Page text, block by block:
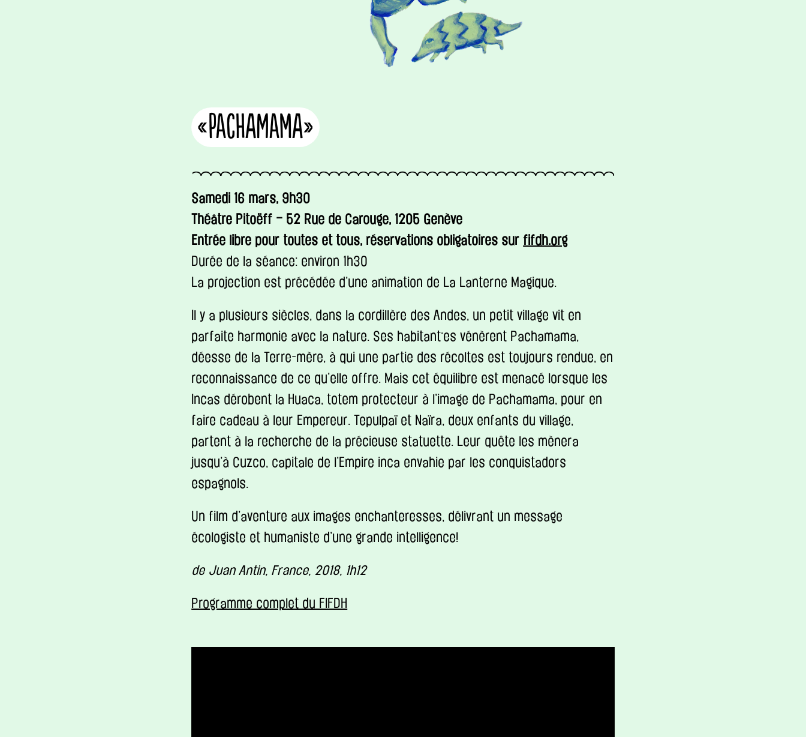
«Pachamama»
Samedi 16 mars, 9h30
Théâtre Pitoëff – 52 Rue de Carouge, 1205 Genève
Entrée libre pour toutes et tous, réservations obligatoires sur fifdh.org
Durée de la séance: environ 1h30
La projection est précédée d’une animation de La Lanterne Magique.
Il y a plusieurs siècles, dans la cordillère des Andes, un petit village vit en
parfaite harmonie avec la nature. Ses habitant·es vénèrent Pachamama
déesse de la Terre-mère, à qui une partie des récoltes est toujours rendue, en
reconnaissance de ce qu’elle offre. Mais cet équilibre est menacé lorsque les
Incas dérobent la Huaca, totem protecteur à l’image de Pachamama , pour en
faire cadeau à leur Empereur. Tepulpaï et Naïra, deux enfants du village,
partent à la recherche de la précieuse statuette. Leur quête les mènera
jusqu’à Cuzco, capitale de l’Empire inca envahie par les conquistadors
espagnols.
Un film d’aventure aux images enchanteresses, délivrant un message
écologiste et humaniste d’une grande intelligence!
de Juan Antin, France, 2018, 1h12
Programme complet du FIFDH